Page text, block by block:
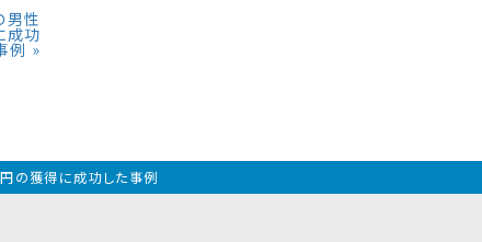
男性
成功
例 »
の獲得に成功した事例